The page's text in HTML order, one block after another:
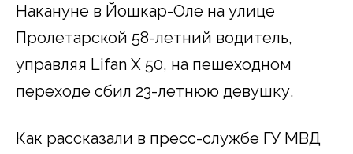
Накануне в Йошкар-Оле на улице
Пролетарской 58-летний водитель,
управляя Lifan X 50, на пешеходном
переходе сбил 23-летнюю девушку.
Как рассказали в пресс-службе ГУ МВД